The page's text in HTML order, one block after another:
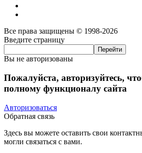
Все права защищены © 1998-2026
Введите страницу
Вы не авторизованы
Пожалуйста, авторизуйтесь,
полному функционалу сайта
Авторизоваться
Обратная связь
Здесь вы можете оставить свои
могли связаться с вами.